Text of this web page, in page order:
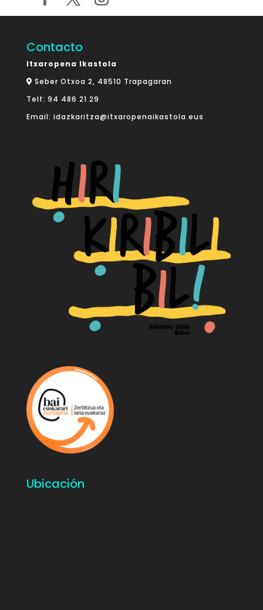
Contacto
Itxaropena Ikastola
Seber Otxoa 2, 48510 Trapagaran
Telf: 94 486 21 29
Email: idazkaritza@itxaropenaikastola.eus
Ubicación